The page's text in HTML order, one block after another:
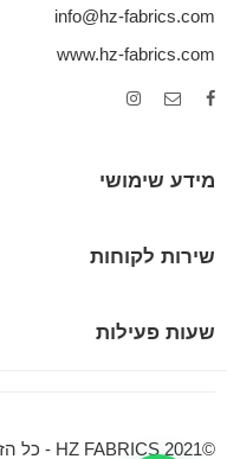
info@hz-fabrics.com
www.hz-fabrics.com
מידע שימושי
שירות לקוחות
שעות פעילות
©HZ FABRICS 2021 - כל הזכויות שמורות | Powered by Zets-Tech